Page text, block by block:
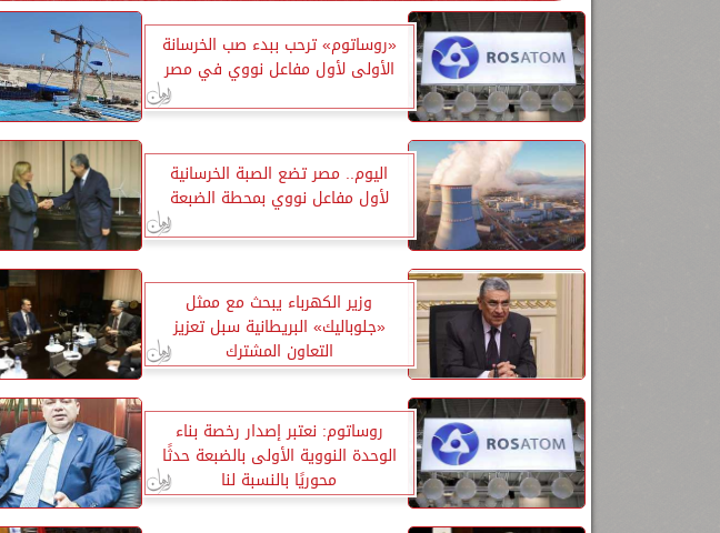
«روساتوم» ترحب ببدء صب الخرسانة
الأولى لأول مفاعل نووي في مصر
اليوم.. مصر تضع الصبة الخرسانية
لأول مفاعل نووي بمحطة الضبعة
وزير الكهرباء يبحث مع ممثل
«جلوباليك» البريطانية سبل تعزيز
التعاون المشترك
روساتوم: نعتبر إصدار رخصة بناء
الوحدة النووية الأولى بالضبعة حدثًا
محوريًا بالنسبة لنا